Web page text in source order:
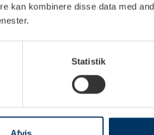
kan kombinere disse data med
Statistik
Afvis
0,6 L
2 kopper